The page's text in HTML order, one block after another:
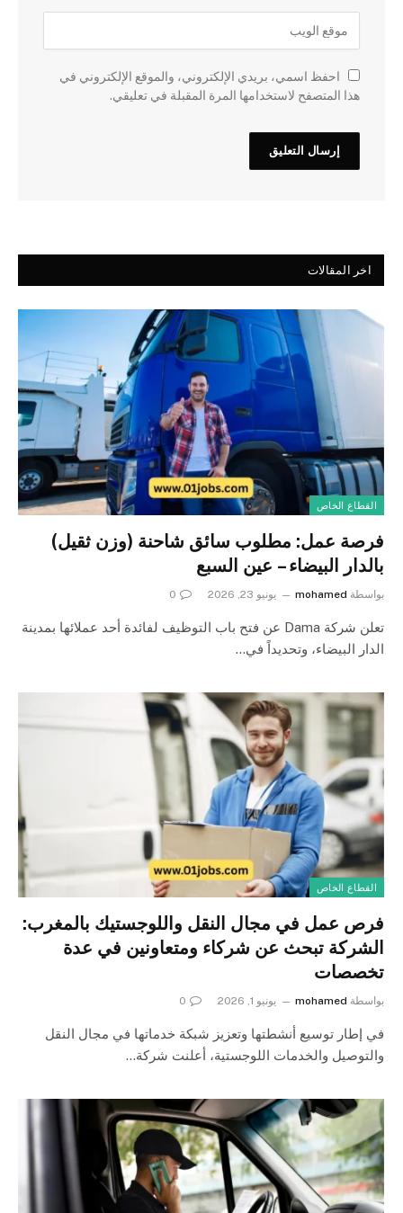
احفظ اسمي، بريدي الإلكتروني، والموقع الإلكتروني في
هذا المتصفح لاستخدامها المرة المقبلة في تعليقي.
اخر المقالات
القطاع الخاص
فرصة عمل: مطلوب سائق شاحنة (وزن ثقيل)
بالدار البيضاء – عين السبع
بواسطة mohamed يونيو 23, 2026 0
تعلن شركة Dama عن فتح باب التوظيف لفائدة أحد عملائها بمدينة
الدار البيضاء، وتحديداً في…
القطاع الخاص
فرص عمل في مجال النقل واللوجستيك بالمغرب:
الشركة تبحث عن شركاء ومتعاونين في عدة
تخصصات
بواسطة mohamed يونيو 1, 2026 0
في إطار توسيع أنشطتها وتعزيز شبكة خدماتها في مجال النقل
والتوصيل والخدمات اللوجستية، أعلنت شركة…